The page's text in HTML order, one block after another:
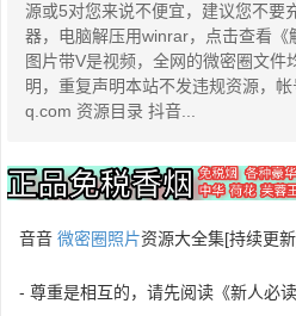
源或5对您来说不便宜，建议您不要
器，电脑解压用winrar，点击查看
图片带V是视频，全网的微密圈文件
明，重复声明本站不发违规资源，
q.com 资源目录 抖音...
音音 微密圈照片资源大全集[持续更
- 尊重是相互的，请先阅读《新人必读